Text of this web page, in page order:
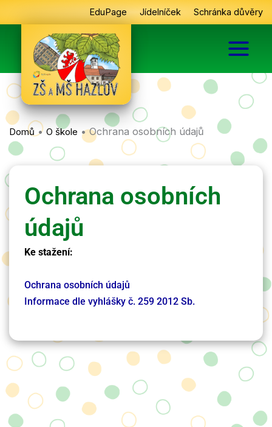
na
EduPage Jídelníček Schránka důvěry
Domů • O škole •Ochrana osobních údajů
Ochrana osobních
údajů
Ke stažení:
Ochrana osobních údajů
Informace dle vyhlášky č. 259 2012 Sb.